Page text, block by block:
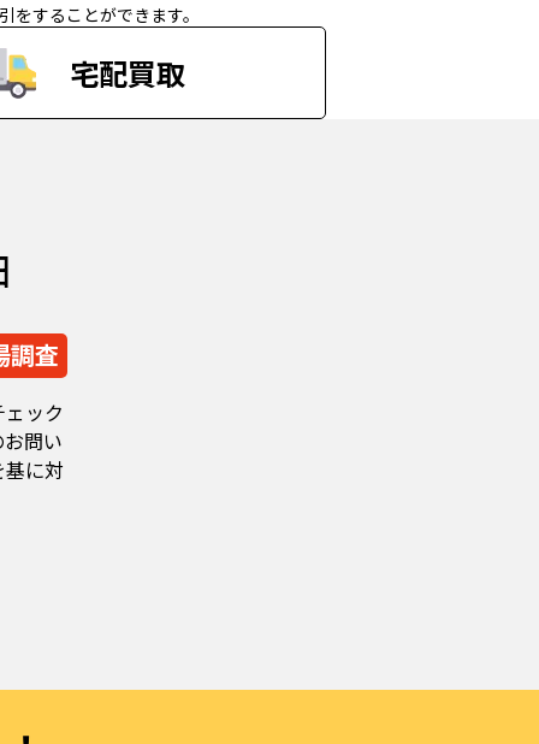
することができます。
宅配買取
調査
ック
問い
に対